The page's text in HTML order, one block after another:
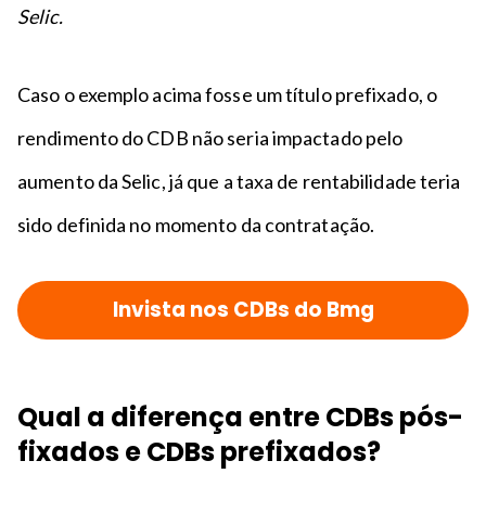
Selic.
Caso o exemplo acima fosse um título prefixado, o
rendimento do CDB não seria impactado pelo
aumento da Selic, já que a taxa de rentabilidade teria
sido definida no momento da contratação.
Invista nos CDBs do Bmg
Qual a diferença entre CDBs pós-
fixados e CDBs prefixados?